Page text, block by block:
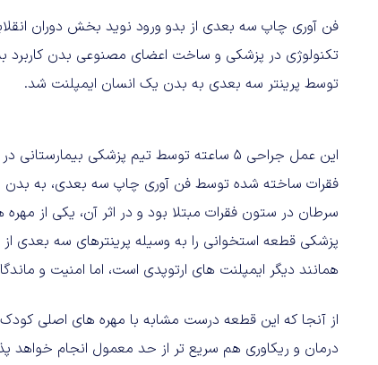
فن آوری چاپ سه بعدی از بدو ورود نوید بخش دوران
تکنولوژی در پزشکی و ساخت اعضای مصنوعی بدن کاربرد
توسط پرینتر سه بعدی به بدن یک انسان ایمپلنت شد.
این عمل جراحی ۵ ساعته توسط تیم پزشکی
سرطان در ستون فقرات مبتلا بود و در اثر آن، یکی از
پزشکی قطعه استخوانی را به وسیله پرینترهای سه
همانند دیگر ایمپلنت های ارتوپدی است، اما امنیت و
از آنجا که این قطعه درست مشابه با مهره های اصلی کودک
درمان و ریکاوری هم سریع تر از حد معمول انجام